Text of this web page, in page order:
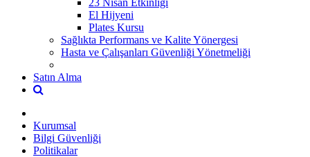
El Hijyeni
Plates Kursu
Sağlıkta Performans ve Kalite Yönergesi
Hasta ve Çalışanları Güvenliği Yönetmeliği
Satın Alma
Kurumsal
Bilgi Güvenliği
Politikalar